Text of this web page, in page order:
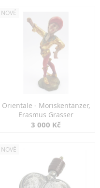
NOVÉ
Orientale - Moriskentänzer,
Erasmus Grasser
3 000 Kč
NOVÉ